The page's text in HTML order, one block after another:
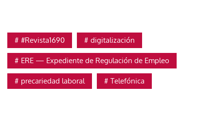
#Revista1690 digitalización
ERE — Expediente de Regulación de Empleo
precariedad laboral Telefónica